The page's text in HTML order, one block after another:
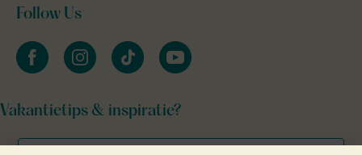
Follow Us
facebookinstagramtiktok youtube
Vakantietips & inspiratie?